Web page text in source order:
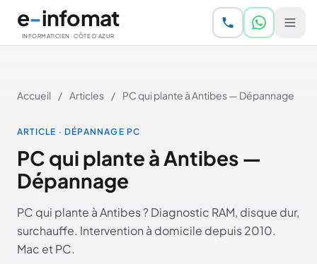
Aller au contenu principal
e-infomat
INFORMATICIEN · CÔTE D'AZUR
Accueil / Articles / PC qui plante à Antibes — Dépannage
ARTICLE · DÉPANNAGE PC
PC qui plante à Antibes —
Dépannage
PC qui plante à Antibes ? Diagnostic RAM, disque dur,
surchauffe. Intervention à domicile depuis 2010.
Mac et PC.